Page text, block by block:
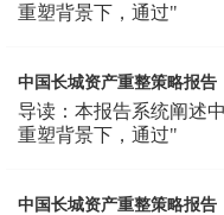
重塑背景下，通过"
中国长城资产重整策略报告
导读：本报告系统阐述
重塑背景下，通过"
中国长城资产重整策略报告